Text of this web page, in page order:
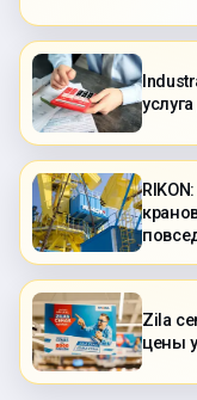
Zila
цены